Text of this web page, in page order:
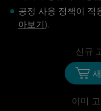
공정 사용 정책이 적
아보기).
이미
신규